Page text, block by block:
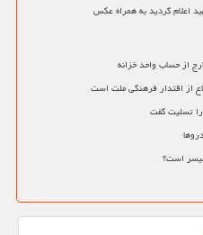
اعلام گردید به همراه عکس
از اقتدار فرهنگی ملت است
تسلیت گفت
میسر است؟